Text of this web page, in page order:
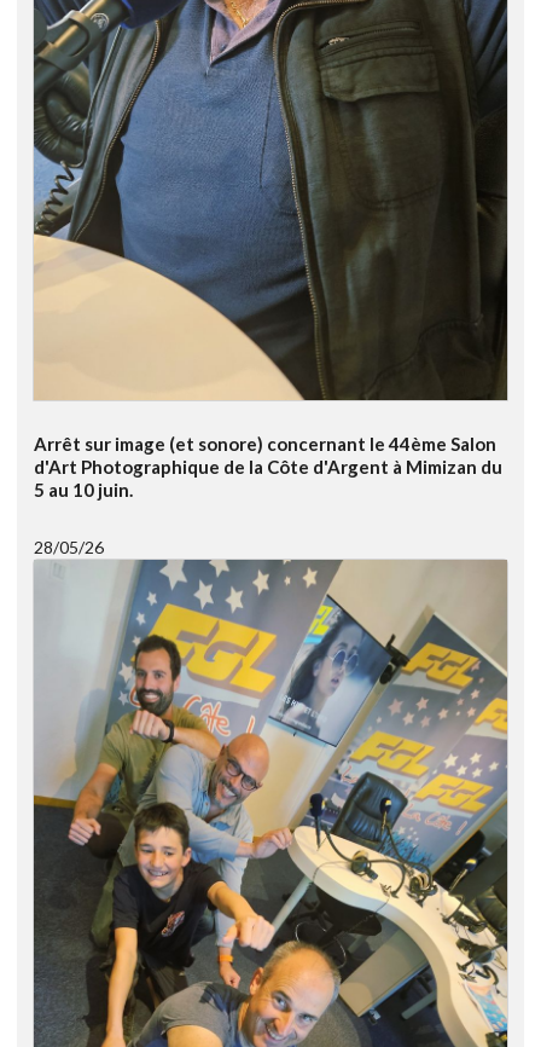
Arrêt sur image (et sonore) concernant le 44ème Salon
d'Art Photographique de la Côte d'Argent à Mimizan du
5 au 10 juin.
28/05/26